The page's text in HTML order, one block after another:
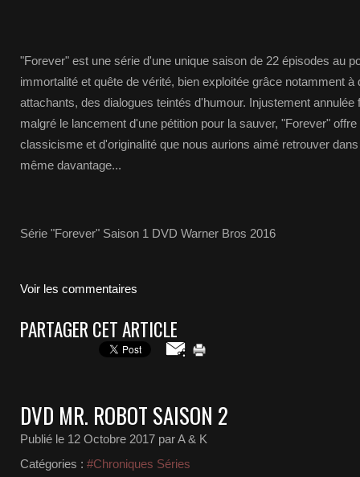
"Forever" est une série d'une unique saison de 22 épisodes au
immortalité et quête de vérité, bien exploitée grâce notamment à
attachants, des dialogues teintés d'humour. Injustement annulée
malgré le lancement d'une pétition pour la sauver, "Forever"
classicisme et d'originalité que nous aurions aimé retrouver
même davantage...
Série "Forever" Saison 1 DVD Warner Bros 2016
Voir les commentaires
PARTAGER CET ARTICLE
DVD MR. ROBOT SAISON 2
Publié le 12 Octobre 2017 par A & K
Catégories : #Chroniques Séries